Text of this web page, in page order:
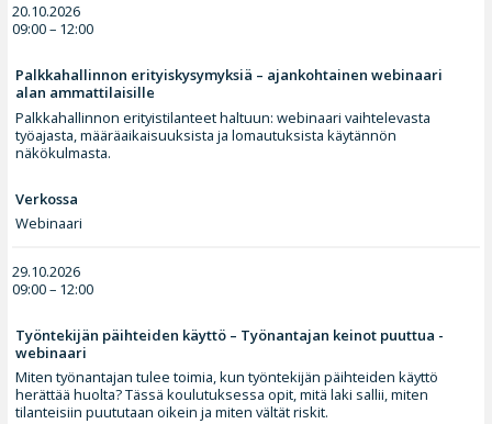
20.10.2026
09:00 – 12:00
Palkkahallinnon erityiskysymyksiä – ajankohtainen webinaari
alan ammattilaisille
Palkkahallinnon erityistilanteet haltuun: webinaari vaihtelevasta
työajasta, määräaikaisuuksista ja lomautuksista käytännön
näkökulmasta.
Verkossa
Webinaari
29.10.2026
09:00 – 12:00
Työntekijän päihteiden käyttö – Työnantajan keinot puuttua -
webinaari
Miten työnantajan tulee toimia, kun työntekijän päihteiden käyttö
herättää huolta? Tässä koulutuksessa opit, mitä laki sallii, miten
tilanteisiin puututaan oikein ja miten vältät riskit.